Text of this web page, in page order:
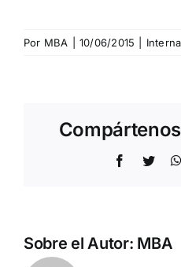
Por MBA 10/06/2015
Facebook
Sobre el Autor: MBA